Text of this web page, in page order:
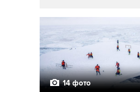
14 фото